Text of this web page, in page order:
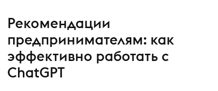
Рекомендации
предпринимателям: как
эффективно работать с
ChatGPT